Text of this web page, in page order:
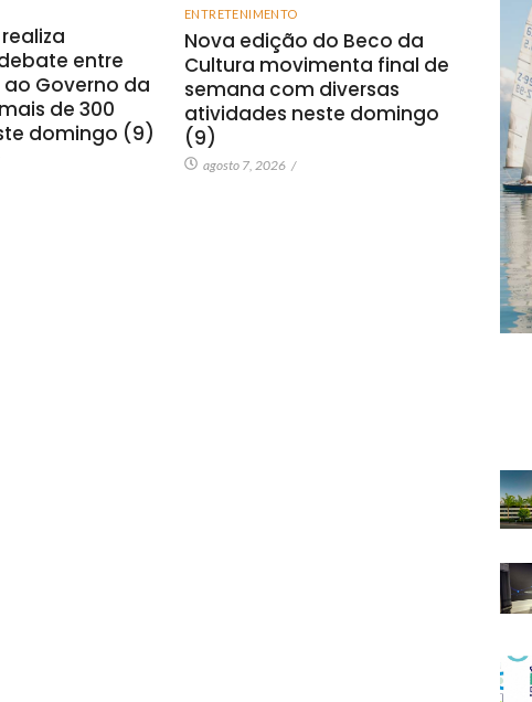
entre
Governo da
de 300
domingo (9)
ENTRETENIMENTO
Nova edição do Beco da
Cultura movimenta final de
semana com diversas
atividades neste domingo
(9)
agosto 7, 2026 /